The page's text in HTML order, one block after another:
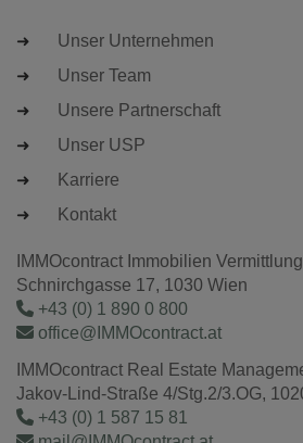
Unser Unternehmen
Unser Team
Unsere Partnerschaft
Unser USP
Karriere
Kontakt
IMMOcontract Immobilien
Schnirchgasse 17, 1030 Wien
+43 (0) 1 890 0 800
office@IMMOcontract.at
IMMOcontract Real Estate
Jakov-Lind-Straße 4/Stg.2/3.OG,
+43 (0) 1 587 15 81